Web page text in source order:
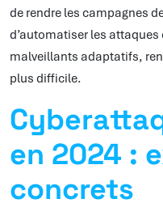
de rendre les campagnes
d’automatiser les
malveillants adaptatifs,
plus difficile.
en 2024 :
concrets